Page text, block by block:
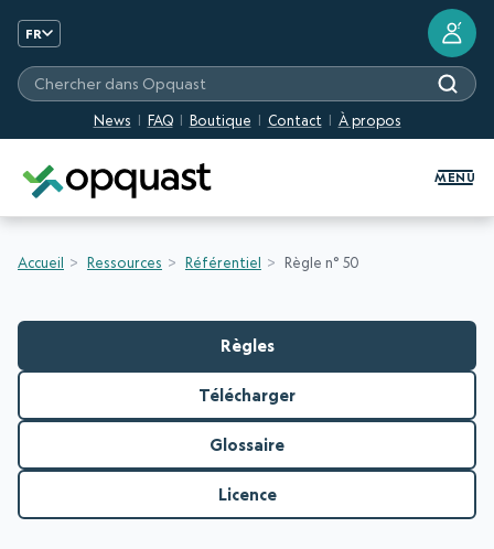
FR
News FAQ Boutique Contact À propos
Chercher dans Opquast
?
MENU
Accueil Ressources Référentiel Règle n° 50
Règles
Télécharger
Glossaire
Licence